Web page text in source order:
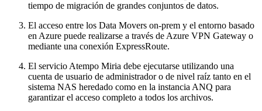
tiempo de migración de grandes conjuntos de datos.
El acceso entre los Data Movers on-prem y el entorno basado
en Azure puede realizarse a través de Azure VPN Gateway o
mediante una conexión ExpressRoute.
El servicio Atempo Miria debe ejecutarse utilizando una
cuenta de usuario de administrador o de nivel raíz tanto en el
sistema NAS heredado como en la instancia ANQ para
garantizar el acceso completo a todos los archivos.